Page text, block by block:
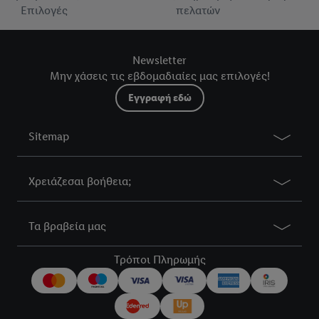
Επιλογές
πελατών
Newsletter
Μην χάσεις τις εβδομαδιαίες μας επιλογές!
Εγγραφή εδώ
Sitemap
Χρειάζεσαι βοήθεια;
Τα βραβεία μας
Τρόποι Πληρωμής